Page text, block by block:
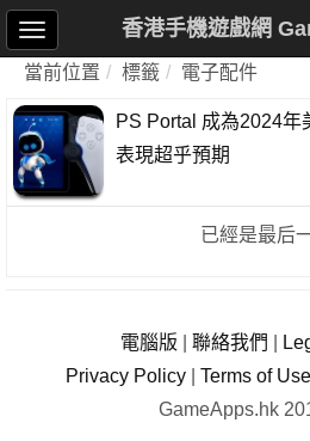
香港手機遊戲網
當前位置 標籤 電子配件
PS Portal 成為2024年
表現超乎預期
已經是最后
電腦版 聯絡我們
Privacy Policy
Terms of Use
GameApps.hk